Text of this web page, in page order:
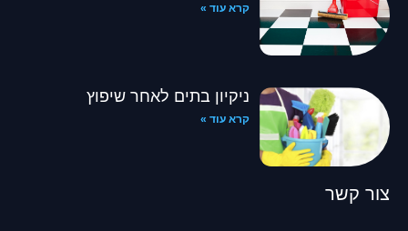
קרא עוד »
ניקיון בתים לאחר שיפוץ
קרא עוד »
צור קשר